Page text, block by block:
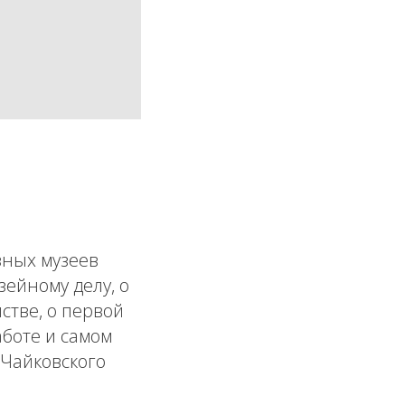
музеев
делу, о
о первой
и самом